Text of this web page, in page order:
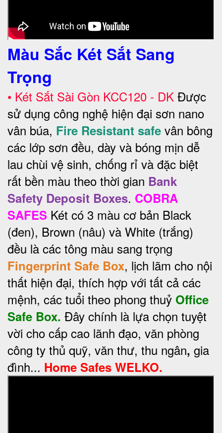
Màu Sắc Két Sắt Sang
Trọng
• Két Sắt Sài Gòn KCC120 - DK Được
sử dụng công nghệ hiện đại sơn nano
vân búa, Fire Resistant safe vân bông
các lớp sơn đều, dày và bóng mịn dễ
lau chùi vệ sinh, chống rỉ và đặc biệt
rất bền màu theo thời gian Bank
Safety Deposit Boxes. COBRA
SAFES Két có 3 màu cơ bản Black
(đen), Brown (nâu) và White (trắng)
đều là các tông màu sang trọng
Fingerprint Safe Box, lịch lãm cho nội
thất hiện đại, thích hợp với tất cả các
mệnh, các tuổi theo phong thuỷ Office
Safe Box. Đây chính là lựa chọn tuyệt
vời cho cấp cao lãnh đạo, văn phòng
công ty thủ quỹ, văn thư, thu ngân, gia
đình... Home Safes WELKO.